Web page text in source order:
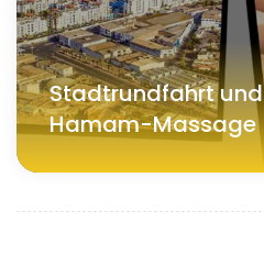
Stadtrundfahrt und
Hamam-Massage